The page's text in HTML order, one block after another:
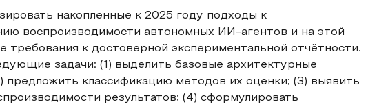
накопленные к 2025 году подходы к
воспроизводимости автономных ИИ-агентов и на этой
требования к достоверной экспериментальной отчётности.
задачи: (1) выделить базовые архитектурные
предложить классификацию методов их оценки; (3) выявить
результатов; (4) сформулировать